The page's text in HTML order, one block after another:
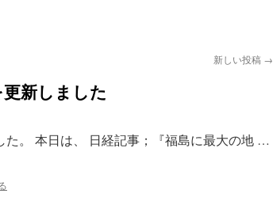
新しい投稿 →
新しました
。 本日は、 日経記事；『福島に最大の地 …